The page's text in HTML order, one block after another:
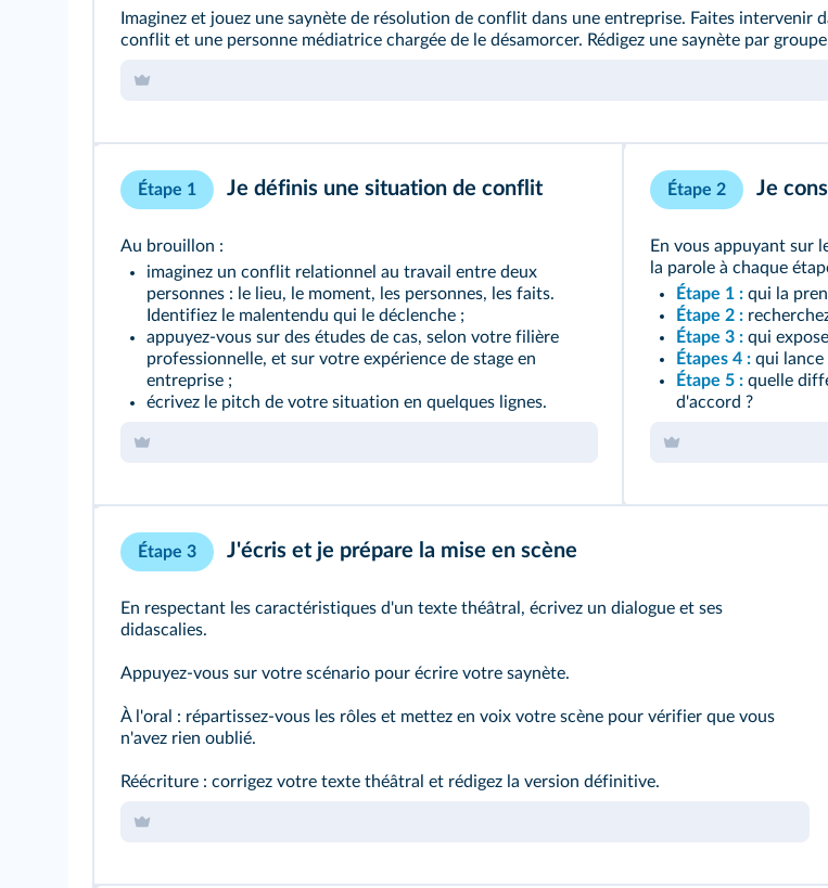
Imaginez et jouez une saynète de résolution de conflit dans une entreprise. Faites intervenir
conflit et une personne médiatrice chargée de le désamorcer. Rédigez une saynète par
Étape 1 Je définis une situation de conflit
Au brouillon :
imaginez un conflit relationnel au travail entre deux
personnes : le lieu, le moment, les personnes, les faits.
Identifiez le malentendu qui le déclenche ;
appuyez-vous sur des études de cas, selon votre filière
professionnelle, et sur votre expérience de stage en
entreprise ;
écrivez le pitch de votre situation en quelques lignes.
Étape 2 Je
En vous appuyant sur
la parole à chaque
Étape 1 :qui la
Étape 2 :
Étape 3 :qui
Étapes 4 :qui lance
Étape 5 :quelle
d'accord ?
Étape 3 J'écris et je prépare la mise en scène
En respectant les caractéristiques d'un texte théâtral, écrivez un dialogue et ses
didascalies.
Appuyez-vous sur votre scénario pour écrire votre saynète.
À l'oral : répartissez-vous les rôles et mettez en voix votre scène pour vérifier que vous
n'avez rien oublié.
Réécriture : corrigez votre texte théâtral et rédigez la version définitive.